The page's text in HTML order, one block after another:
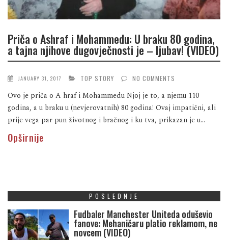
Priča o Ashraf i Mohammedu: U braku 80 godina,
a tajna njihove dugovječnosti je – ljubav! (VIDEO)
JANUARY 31, 2017 TOP STORY NO COMMENTS
Ovo je priča o A hraf i Mohammedu Njoj je to, a njemu 110
godina, a u braku u (nevjerovatnih) 80 godina! Ovaj impatični, ali
prije vega par pun životnog i bračnog i ku tva, prikazan je u...
Opširnije
POSLEDNJE
Fudbaler Manchester Uniteda oduševio
fanove: Mehaničaru platio reklamom, ne
novcem (VIDEO)